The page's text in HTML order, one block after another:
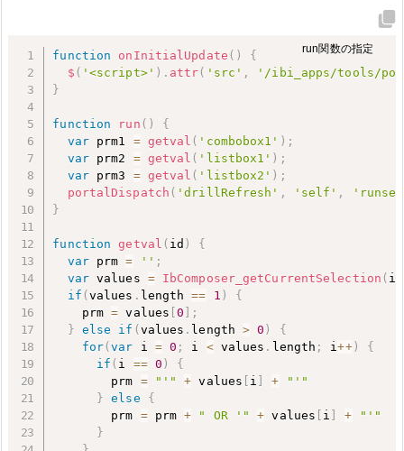
function onInitialUpdate ( )
{
$ ( '<script>' ) . attr ( 'src' ,
'/ibi_apps/tools/
}
function run ( )
{
var prm1 = getval ( 'combobox1' ) ;
var prm2 = getval ( 'listbox1' ) ;
var prm3 = getval ( 'listbox2' ) ;
portalDispatch ( 'drillRefresh' , 'self' ,
}
function getval ( id )
{
var prm = '' ;
var values = IbComposer_getCurrentSelection ( id
if ( values . length == 1 )
{
    prm
= values [0
;
} else if ( values . length > 0 )
{
for (var i = 0 ; i < values . length ; i++)
{
if ( i == 0 )
{
        prm
= "'" + values i +
"'"
}
else
{
        prm
= prm + " OR '" + values i +
"'"
}